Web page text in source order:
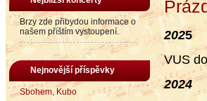
Brzy zde přibydou informace o
našem příštím vystoupení.
Nejnovější příspěvky
Sbohem, Kubo
2025
VUS
2024